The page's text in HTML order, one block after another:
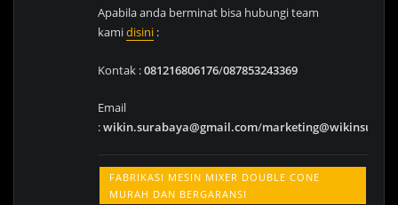
Apabila anda berminat bisa hubungi team
kamidisini :
Kontak :081216806176/087853243369
Email
:wikin.surabaya@gmail.com/
FABRIKASI MESIN MIXER DOUBLE CONE
MURAH DAN BERGARANSI